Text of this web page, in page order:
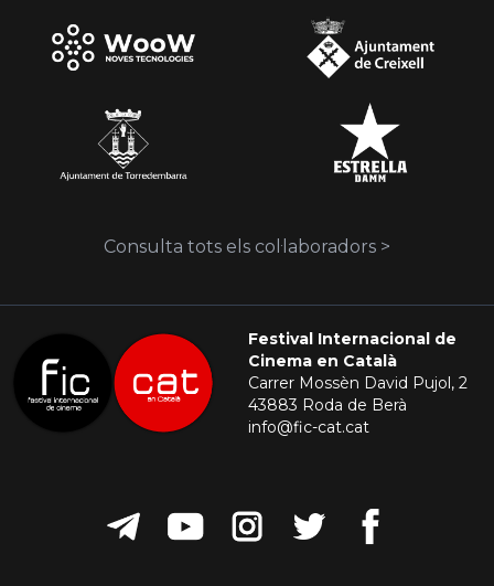
Consulta tots els col·laboradors >
Festival Internacional de
Cinema en Català
Carrer Mossèn David Pujol, 2
43883 Roda de Berà
info@fic-cat.cat